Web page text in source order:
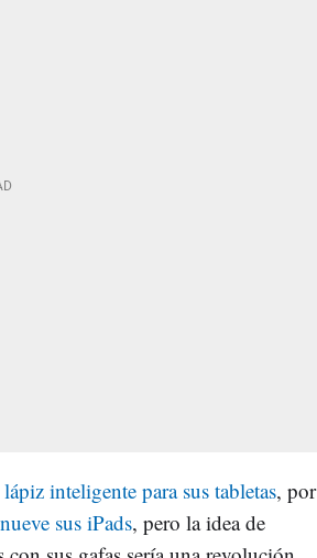
inteligente para sus tabletas, por
sus iPads, pero la idea de